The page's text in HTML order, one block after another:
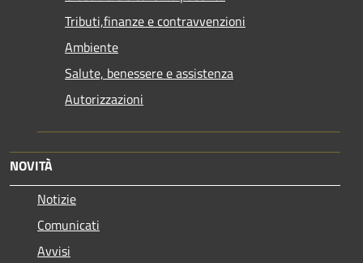
Tributi,finanze e contravvenzioni
Ambiente
Salute, benessere e assistenza
Autorizzazioni
NOVITÀ
Notizie
Comunicati
Avvisi